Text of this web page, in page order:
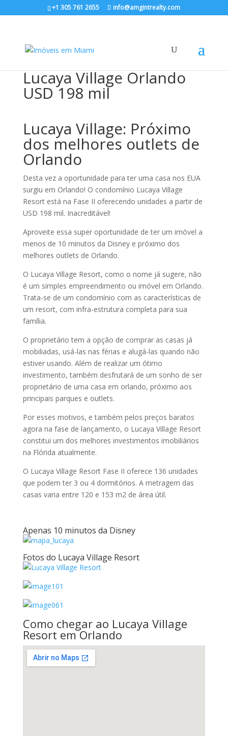
+1 305 761 2655 info@amgintrealty.com
Lucaya Village Orlando
USD 198 mil
Lucaya Village: Próximo
dos melhores outlets de
Orlando
Desta vez a oportunidade para ter uma casa nos EUA
surgiu em Orlando! O condomínio Lucaya Village
Resort está na Fase II oferecendo unidades a partir de
USD 198 mil. Inacreditável!
Aproveite essa super oportunidade de ter um imóvel a
menos de 10 minutos da Disney e próximo dos
melhores outlets de Orlando.
O Lucaya Village Resort, como o nome já sugere, não
é um simples empreendimento ou imóvel em Orlando.
Trata-se de um condomínio com as características de
um resort, com infra-estrutura completa para sua
família.
O proprietário tem a opção de comprar as casas já
mobiliadas, usá-las nas férias e alugá-las quando não
estiver usando. Além de realizar um ótimo
investimento, também desfrutará de um sonho de ser
proprietário de uma casa em orlando, próximo aos
principais parques e outlets.
Por esses motivos, e também pelos preços baratos
agora na fase de lançamento, o Lucaya Village Resort
constitui um dos melhores investimentos imobiliários
na Flórida atualmente.
O Lucaya Village Resort Fase II oferece 136 unidades
que podem ter 3 ou 4 dormitórios. A metragem das
casas varia entre 120 e 153 m2 de área útil.
Apenas 10 minutos da Disney
Fotos do Lucaya Village Resort
Como chegar ao Lucaya Village
Resort em Orlando